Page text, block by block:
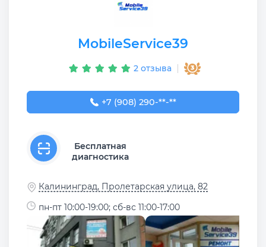
MobileService39
2 отзыва
+7 (908) 290-09-97
+7 (908) 290-**-**
Бесплатная
диагностика
Калининград, Пролетарская улица, 82
пн-пт 10:00-19:00; сб-вс 11:00-17:00